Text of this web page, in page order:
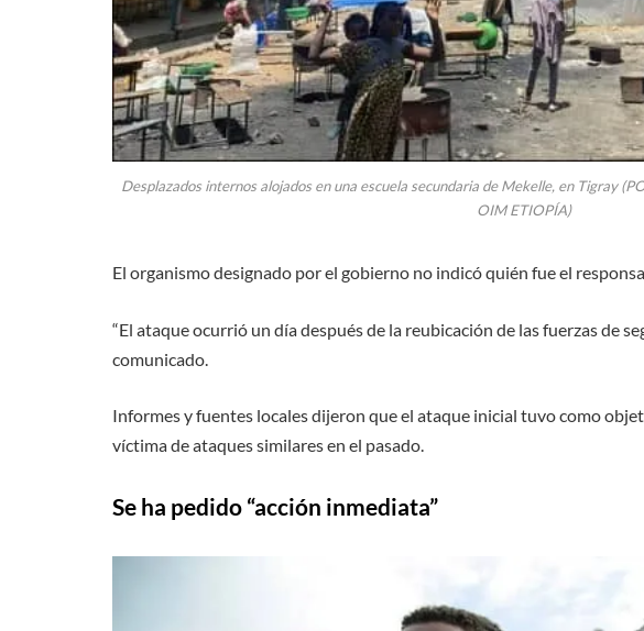
Desplazados internos alojados en una escuela secundaria de Mekelle, en Tigray
OIM ETIOPÍA)
El organismo designado por el gobierno no indicó quién fue el
“El ataque ocurrió un día después de la reubicación de las fuerzas de
comunicado.
Informes y fuentes locales dijeron que el ataque inicial tuvo como
víctima de ataques similares en el pasado.
Se ha pedido “acción inmediata”